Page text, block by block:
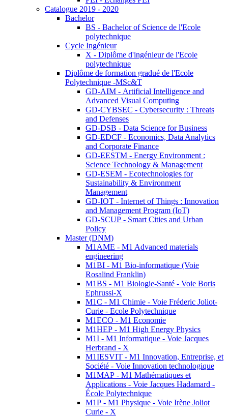
Catalogue 2019 - 2020
Bachelor
BS - Bachelor of Science de l'Ecole
polytechnique
Cycle Ingénieur
X - Diplôme d'ingénieur de l'Ecole
polytechnique
Diplôme de formation gradué de l'Ecole
Polytechnique -MSc&T
GD-AIM - Artificial Intelligence and
Advanced Visual Computing
GD-CYBSEC - Cybersecurity : Threats
and Defenses
GD-DSB - Data Science for Business
GD-EDCF - Economics, Data Analytics
and Corporate Finance
GD-EESTM - Energy Environment :
Science Technology & Management
GD-ESEM - Ecotechnologies for
Sustainability & Environment
Management
GD-IOT - Internet of Things : Innovation
and Management Program (IoT)
GD-SCUP - Smart Cities and Urban
Policy
Master (DNM)
M1AME - M1 Advanced materials
engineering
M1BI - M1 Bio-informatique (Voie
Rosalind Franklin)
M1BS - M1 Biologie-Santé - Voie Boris
Ephrussi-X
M1C - M1 Chimie - Voie Fréderic Joliot-
Curie - Ecole Polytechnique
M1ECO - M1 Economie
M1HEP - M1 High Energy Physics
M1I - M1 Informatique - Voie Jacques
Herbrand - X
M1IESVIT - M1 Innovation, Entreprise, et
Société - Voie Innovation technologique
M1MAP - M1 Mathématiques et
Applications - Voie Jacques Hadamard -
École Polytechnique
M1P - M1 Physique - Voie Irène Joliot
Curie - X